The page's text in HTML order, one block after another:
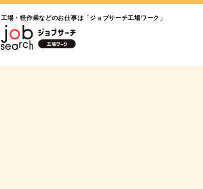
工場・軽作業などのお仕事は「ジョブサーチ工場ワーク」